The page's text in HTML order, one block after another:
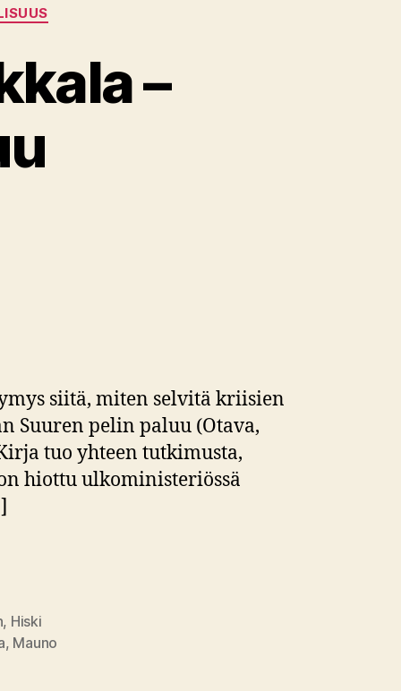
–
siitä, miten selvitä kriisien
Suuren pelin paluu (Otava,
tuo yhteen tutkimusta,
hiottu ulkoministeriössä
, Hiski
, Mauno